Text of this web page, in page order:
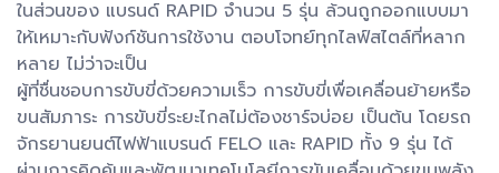
ในส่วนของ แบรนด์ RAPID จำนวน 5 รุ่น ล้วนถูกออกแบบมา
ให้เหมาะกับฟังก์ชันการใช้งาน ตอบโจทย์ทุกไลฟ์สไตล์ที่หลาก
หลาย ไม่ว่าจะเป็น
ผู้ที่ชื่นชอบการขับขี่ด้วยความเร็ว การขับขี่เพื่อเคลื่อนย้ายหรือ
ขนสัมภาระ การขับขี่ระยะไกลไม่ต้องชาร์จบ่อย เป็นต้น โดยรถ
จักรยานยนต์ไฟฟ้าแบรนด์ FELO และ RAPID ทั้ง 9 รุ่น ได้